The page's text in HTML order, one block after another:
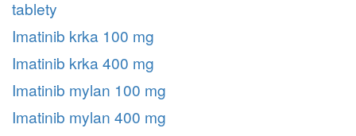
tablety
Imatinib krka 100 mg
Imatinib krka 400 mg
Imatinib mylan 100 mg
Imatinib mylan 400 mg